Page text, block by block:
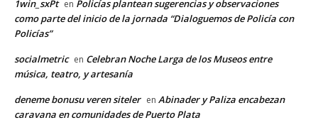
1win_sxPt en Policías plantean sugerencias y observaciones
como parte del inicio de la jornada “Dialoguemos de Policía con
Policías”
socialmetric en Celebran Noche Larga de los Museos entre
música, teatro, y artesanía
deneme bonusu veren siteler en Abinader y Paliza encabezan
caravana en comunidades de Puerto Plata